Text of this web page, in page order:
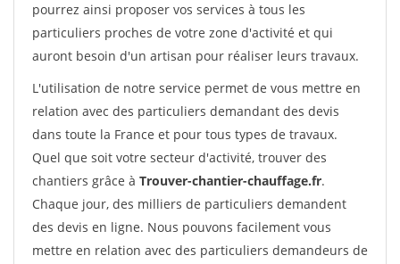
pourrez ainsi proposer vos services à tous les
particuliers proches de votre zone d'activité et qui
auront besoin d'un artisan pour réaliser leurs travaux.
L'utilisation de notre service permet de vous mettre en
relation avec des particuliers demandant des devis
dans toute la France et pour tous types de travaux.
Quel que soit votre secteur d'activité, trouver des
chantiers grâce à Trouver-chantier-chauffage.fr.
Chaque jour, des milliers de particuliers demandent
des devis en ligne. Nous pouvons facilement vous
mettre en relation avec des particuliers demandeurs de